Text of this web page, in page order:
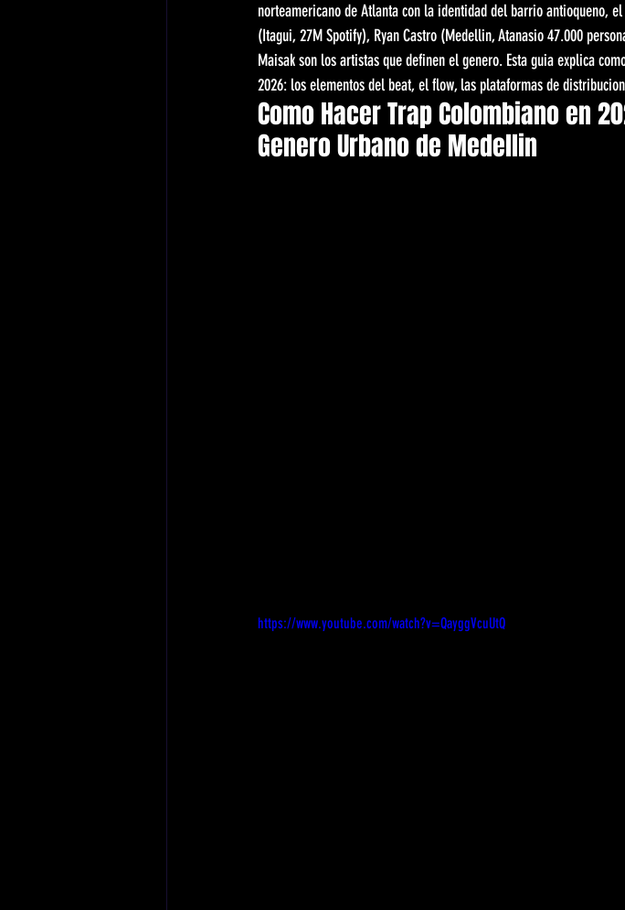
norteamericano de Atlanta con la identidad del barrio antioqueno,
(Itagui, 27M Spotify), Ryan Castro (Medellin, Atanasio 47.000
Maisak son los artistas que definen el genero. Esta guia explica
2026: los elementos del beat, el flow, las plataformas de
Como Hacer Trap Colombiano en
Genero Urbano de Medellin
https://www.youtube.com/watch?v=QayggVcuUtQ